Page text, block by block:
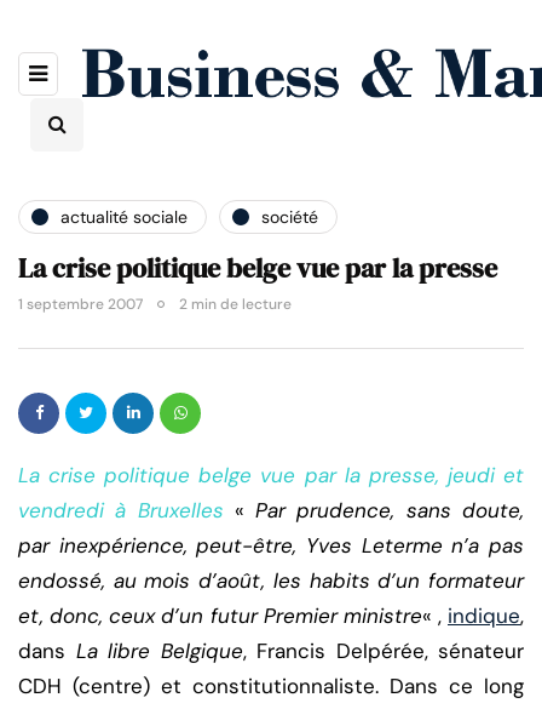
actualité sociale société
La crise politique belge vue par la presse
1 septembre 2007 2 min de lecture
La crise politique belge vue par la presse, jeudi et
vendredi à Bruxelles «Par prudence, sans doute,
par inexpérience, peut-être, Yves Leterme n’a pas
endossé, au mois d’août, les habits d’un formateur
et, donc, ceux d’un futur Premier ministre« , indique,
dans La libre Belgique, Francis Delpérée, sénateur
CDH (centre) et constitutionnaliste. Dans ce long